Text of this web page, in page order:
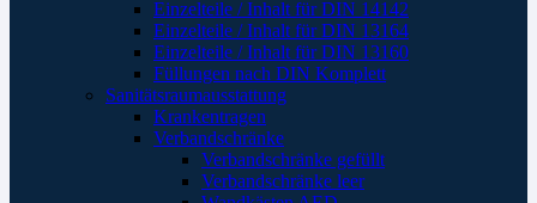
Einzelteile / Inhalt für DIN 14142
Einzelteile / Inhalt für DIN 13164
Einzelteile / Inhalt für DIN 13160
Füllungen nach DIN Komplett
Sanitätsraumausstattung
Krankentragen
Verbandschränke
Verbandschränke gefüllt
Verbandschränke leer